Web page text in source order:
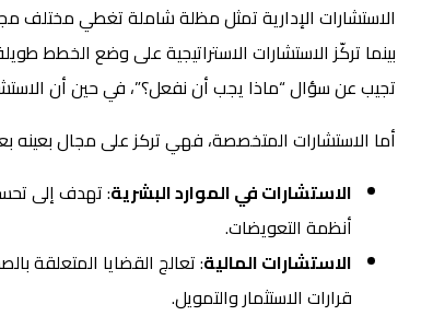
الاستشارات الإدارية تمثل مظلة شاملة تغطي مختلف
بينما تركّز الاستشارات الاستراتيجية على وضع الخطط
تجيب عن سؤال “ماذا يجب أن نفعل؟”، في حين أن
أما الاستشارات المتخصصة، فهي تركز على مجال بعينه
الاستشارات في الموارد البشرية: تهدف إلى
أنظمة التعويضات.
الاستشارات المالية: تعالج القضايا المتعلقة
قرارات الاستثمار والتمويل.